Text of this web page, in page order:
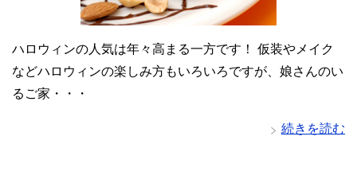
ハロウィンの人気は年々高まる一方です！ 仮装やメイク
などハロウィンの楽しみ方もいろいろですが、娘さんのい
るご家・・・
続きを読む